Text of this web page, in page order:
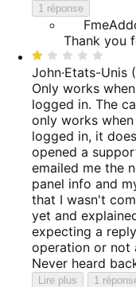
1 réponse
Thank you
Noté
1
sur
5
John·Etats-Unis
Only works
logged in. The
only works
logged in, it
opened a
emailed me the
panel info and
that I wasn't
yet and
expecting a
operation or not
Never heard
Lire plus 1